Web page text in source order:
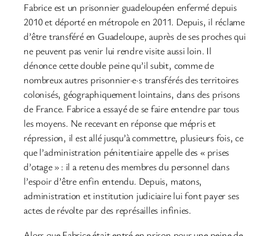
Fabrice est un prisonnier guadeloupéen enfermé depuis
2010 et déporté en métropole en 2011. Depuis, il réclame
d’être transféré en Guadeloupe, auprès de ses proches qui
ne peuvent pas venir lui rendre visite aussi loin. Il
dénonce cette double peine qu’il subit, comme de
nombreux autres prisonnier·e·s transférés des territoires
colonisés, géographiquement lointains, dans des prisons
de France. Fabrice a essayé de se faire entendre par tous
les moyens. Ne recevant en réponse que mépris et
répression, il est allé jusqu’à commettre, plusieurs fois, ce
que l’administration pénitentiaire appelle des « prises
d’otage » : il a retenu des membres du personnel dans
l’espoir d’être enfin entendu. Depuis, matons,
administration et institution judiciaire lui font payer ses
actes de révolte par des représailles infinies.